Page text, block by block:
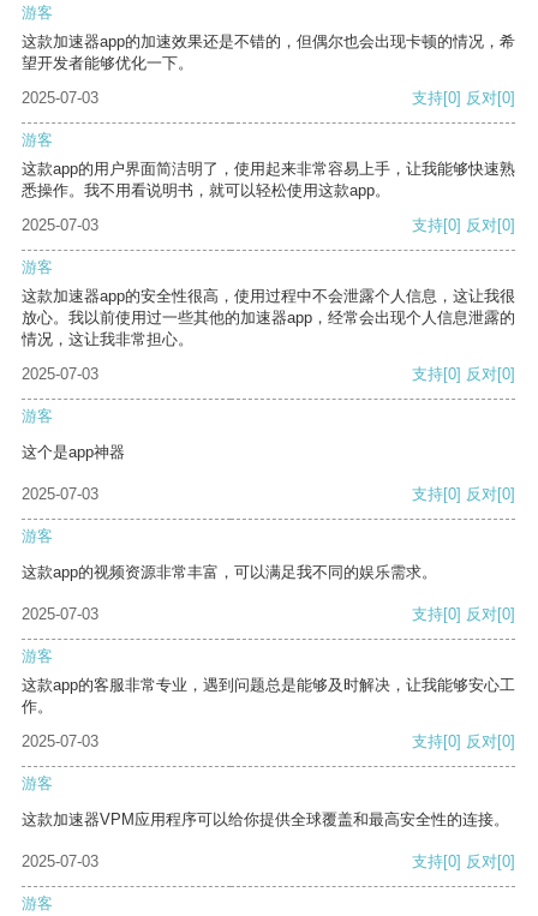
游客
这款加速器app的加速效果还是不错的，但偶尔也会出现卡顿的情况，希
望开发者能够优化一下。
2025-07-03
支持[0] 反对[0]
游客
这款app的用户界面简洁明了，使用起来非常容易上手，让我能够快速熟
悉操作。我不用看说明书，就可以轻松使用这款app。
2025-07-03
支持[0] 反对[0]
游客
这款加速器app的安全性很高，使用过程中不会泄露个人信息，这让我很
放心。我以前使用过一些其他的加速器app，经常会出现个人信息泄露的
情况，这让我非常担心。
2025-07-03
支持[0] 反对[0]
游客
这个是app神器
2025-07-03 支持[0] 反对[0]
游客
这款app的视频资源非常丰富，可以满足我不同的娱乐需求。
2025-07-03 支持[0] 反对[0]
游客
这款app的客服非常专业，遇到问题总是能够及时解决，让我能够安心工
作。
2025-07-03
支持[0] 反对[0]
游客
这款加速器VPM应用程序可以给你提供全球覆盖和最高安全性的连接。
2025-07-03 支持[0] 反对[0]
游客